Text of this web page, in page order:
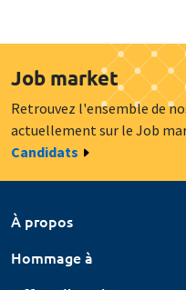
Job market
Retrouvez l'ensemble de
actuellement sur le Job
Candidats
À propos
Hommage à